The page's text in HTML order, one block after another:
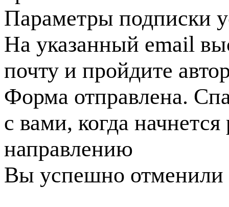
Параметры подписки
На указанный email
почту и пройдите
Форма отправлена.
с вами, когда
направлению
Вы успешно отменили